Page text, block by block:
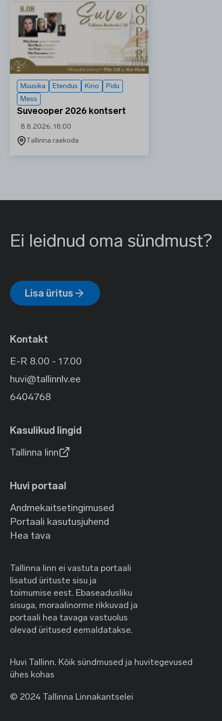
Muusika Etendus Kino
Pidu
Mess
Suveooper 2026 kontsert
8.8.2026, 18:00
Tallinna raekoda
Ei leidnud oma sündmust?
Lisa üritus
Kontakt
E-R 8.00 - 17.00
huvi@tallinnlv.ee
6404768
Kasulikud lingid
Tallinna linn
Huvi portaal
Andmekaitsetingimused
Portaali kasutusjuhend
Hea tava
Tallinna linn ei vastuta portaali
lisatud ürituste sisu ja
toimumise eest. Ebaseadusliku
sisuga, moraalinorme rikkuvad ja
portaali hea tavaga vastuolus
olevad üritused eemaldatakse.
Huvi Tallinn. Kõik sündmused ja huvitegevused
ühes kohas
© 2024 Tallinna Linnakantselei